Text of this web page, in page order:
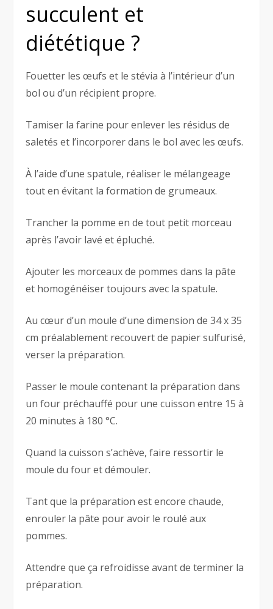
succulent et
diététique ?
Fouetter les œufs et le stévia à l’intérieur d’un
bol ou d’un récipient propre.
Tamiser la farine pour enlever les résidus de
saletés et l’incorporer dans le bol avec les œufs.
À l’aide d’une spatule, réaliser le mélangeage
tout en évitant la formation de grumeaux.
Trancher la pomme en de tout petit morceau
après l’avoir lavé et épluché.
Ajouter les morceaux de pommes dans la pâte
et homogénéiser toujours avec la spatule.
Au cœur d’un moule d’une dimension de 34 x 35
cm préalablement recouvert de papier sulfurisé,
verser la préparation.
Passer le moule contenant la préparation dans
un four préchauffé pour une cuisson entre 15 à
20 minutes à 180 °C.
Quand la cuisson s’achève, faire ressortir le
moule du four et démouler.
Tant que la préparation est encore chaude,
enrouler la pâte pour avoir le roulé aux
pommes.
Attendre que ça refroidisse avant de terminer la
préparation.